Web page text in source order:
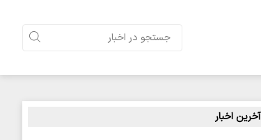
آخرین اخبار